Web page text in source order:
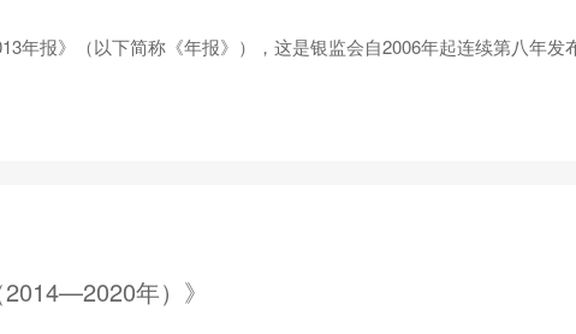
年报》（以下简称《年报》），这是银监会自2006年起连续第八年发
年）》